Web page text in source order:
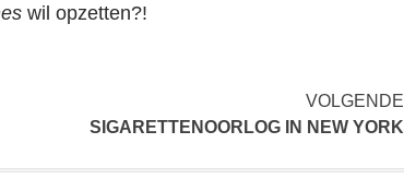
wil opzetten?!
VOLGENDE
SIGARETTENOORLOG IN NEW YORK